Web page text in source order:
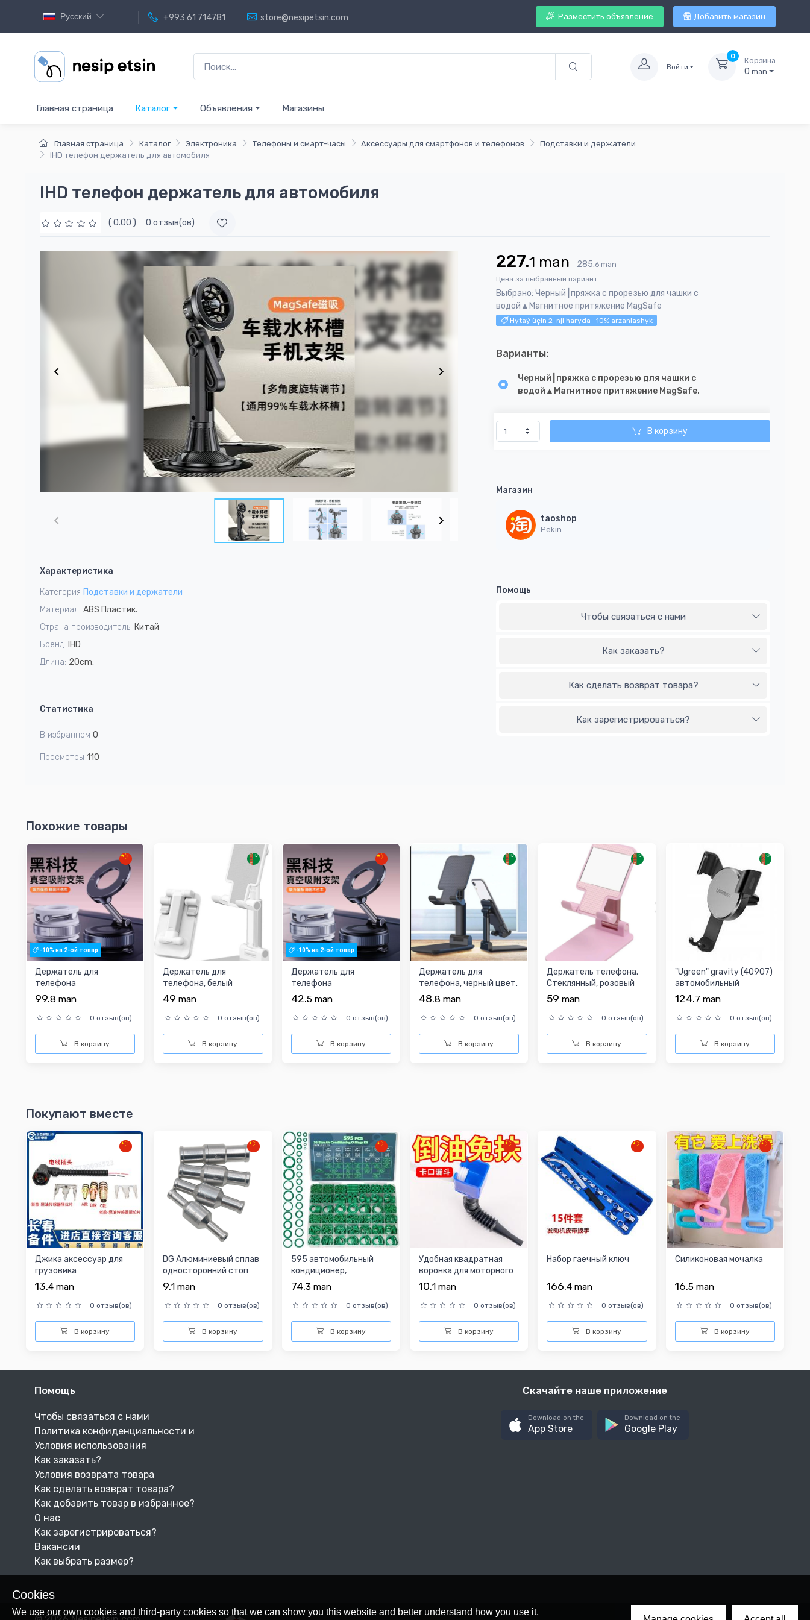
Русский +993 61 714781 store@nesipetsin.com Разместить объявление Добавить магазин
Войти
0
Корзина
0 man
Главная страница Каталог Объявления Магазины
Главная страница Каталог Электроника Телефоны и смарт-часы Аксессуары для смартфонов и телефонов
Подставки и держатели
IHD телефон держатель для автомобиля
IHD телефон держатель для автомобиля
( 0.00 ) 0 отзыв(ов)
5
Характеристика
Категория Подставки и держатели
Материал: ABS Пластик.
Страна производитель: Китай
Бренд: IHD
Длина: 20cm.
Статистика
В избранном 0
Просмотры 110
227.1 man 285.6 man
Цена за выбранный вариант
Выбрано: Черный┃пряжка с прорезью для чашки с
водой▲Магнитное притяжение MagSafe
Hytaý üçin 2-nji haryda -10% arzanlashyk
Варианты:
Черный┃пряжка с прорезью для чашки с
водой▲Магнитное притяжение MagSafe.
В корзину
Магазин
taoshop
Pekin
Помощь
Чтобы связаться с нами
Как заказать?
Как сделать возврат товара?
Как зарегистрироваться?
Похожие товары
-10% на 2-ой товар
Держатель для
телефона
99.8 man
0 отзыв(ов)
В корзину
Держатель для
телефона, белый
49man
0 отзыв(ов)
В корзину
-10% на 2-ой товар
Держатель для
телефона
42.5 man
0 отзыв(ов)
В корзину
Держатель для
телефона, черный цвет.
48.8 man
0 отзыв(ов)
В корзину
Держатель телефона.
Стеклянный, розовый
59man
0 отзыв(ов)
В корзину
"Ugreen" gravity (40907)
автомобильный
держатель для
124.7 man
0 отзыв(ов)
В корзину
Покупают вместе
Джика аксессуар для
грузовика
13.4 man
0 отзыв(ов)
В корзину
DG Алюминиевый сплав
односторонний стоп
-клапан автомобильны...
9.1 man
0 отзыв(ов)
В корзину
595 автомобильный
кондиционер,
уплотнительное кольцо
74.3 man
0 отзыв(ов)
В корзину
Удобная квадратная
воронка для моторного
масло
10.1 man
0 отзыв(ов)
В корзину
Набор гаечный ключ
166.4 man
0 отзыв(ов)
В корзину
Силиконовая мочалка
16.5 man
0 отзыв(ов)
В корзину
Cookies
We use our own cookies and third-party cookies so that we can show you this website and better understand how you use it,
Помощь
Чтобы связаться с нами
Политика конфиденциальности и
Условия использования
Как заказать?
Условия возврата товара
Как сделать возврат товара?
Как добавить товар в избранное?
О нас
Как зарегистрироваться?
Вакансии
Как выбрать размер?
Скачайте наше приложение
Download on the
App Store
Download on the
Google Play